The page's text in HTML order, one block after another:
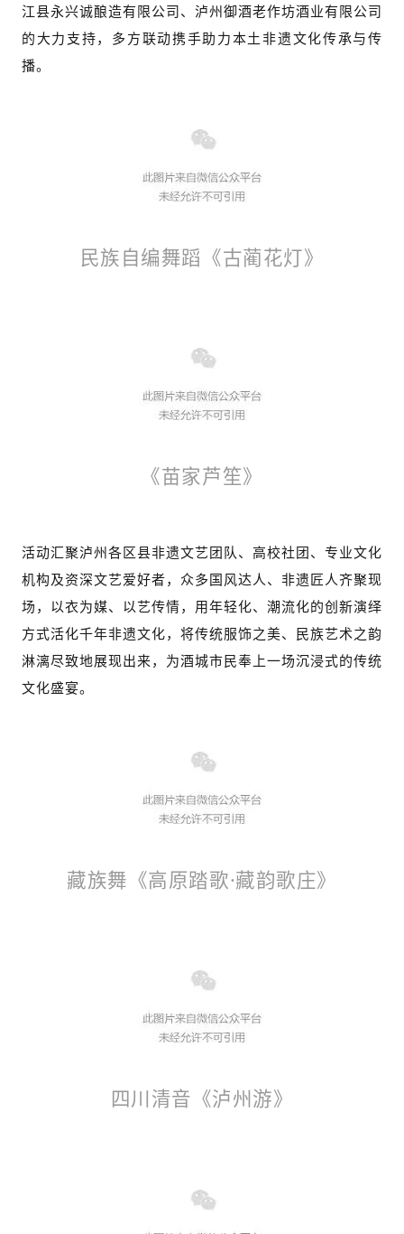
江县永兴诚酿造有限公司、泸州御酒老作坊酒业有限公司
的大力支持，多方联动携手助力本土非遗文化传承与传
播。
民族自编舞蹈《古蔺花灯》
《苗家芦笙》
活动汇聚泸州各区县非遗文艺团队、高校社团、专业文化
机构及资深文艺爱好者，众多国风达人、非遗匠人齐聚现
场，以衣为媒、以艺传情，用年轻化、潮流化的创新演绎
方式活化千年非遗文化，将传统服饰之美、民族艺术之韵
淋漓尽致地展现出来，为酒城市民奉上一场沉浸式的传统
文化盛宴。
藏族舞《高原踏歌·藏韵歌庄》
四川清音《泸州游》